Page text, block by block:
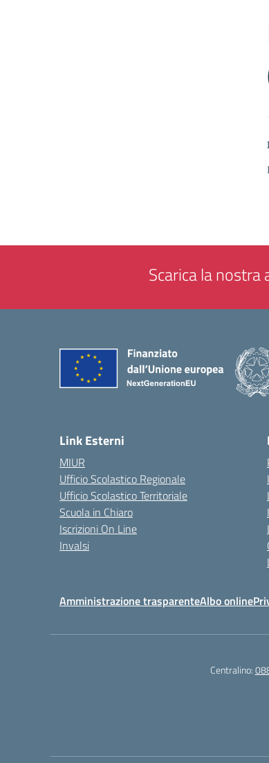
Scarica la nostra
Link Esterni
MIUR
Ufficio Scolastico Regionale
Ufficio Scolastico Territoriale
Scuola in Chiaro
Iscrizioni On Line
Invalsi
Amministrazione trasparenteAlbo online
Centralino: